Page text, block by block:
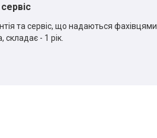
та сервіс, що надаються фахівцями
складає - 1 рік.